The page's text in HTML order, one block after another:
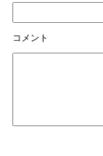
コメント